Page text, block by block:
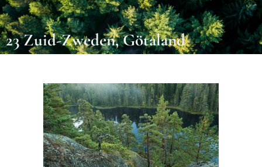
23 Zuid-Zweden, Götaland